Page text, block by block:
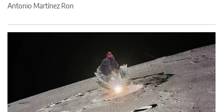
Antonio Martínez Ron